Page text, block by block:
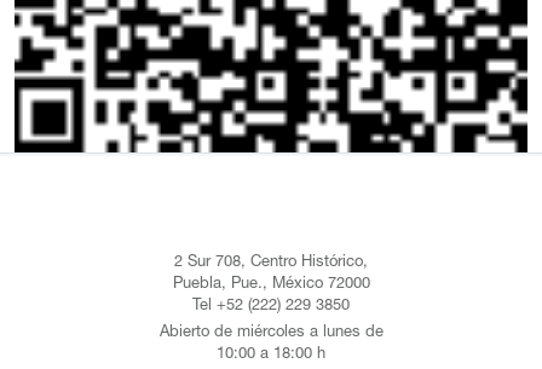
2 Sur 708, Centro Histórico,
Puebla, Pue., México 72000
Tel +52 (222) 229 3850
Abierto de miércoles a lunes de
10:00 a 18:00 h